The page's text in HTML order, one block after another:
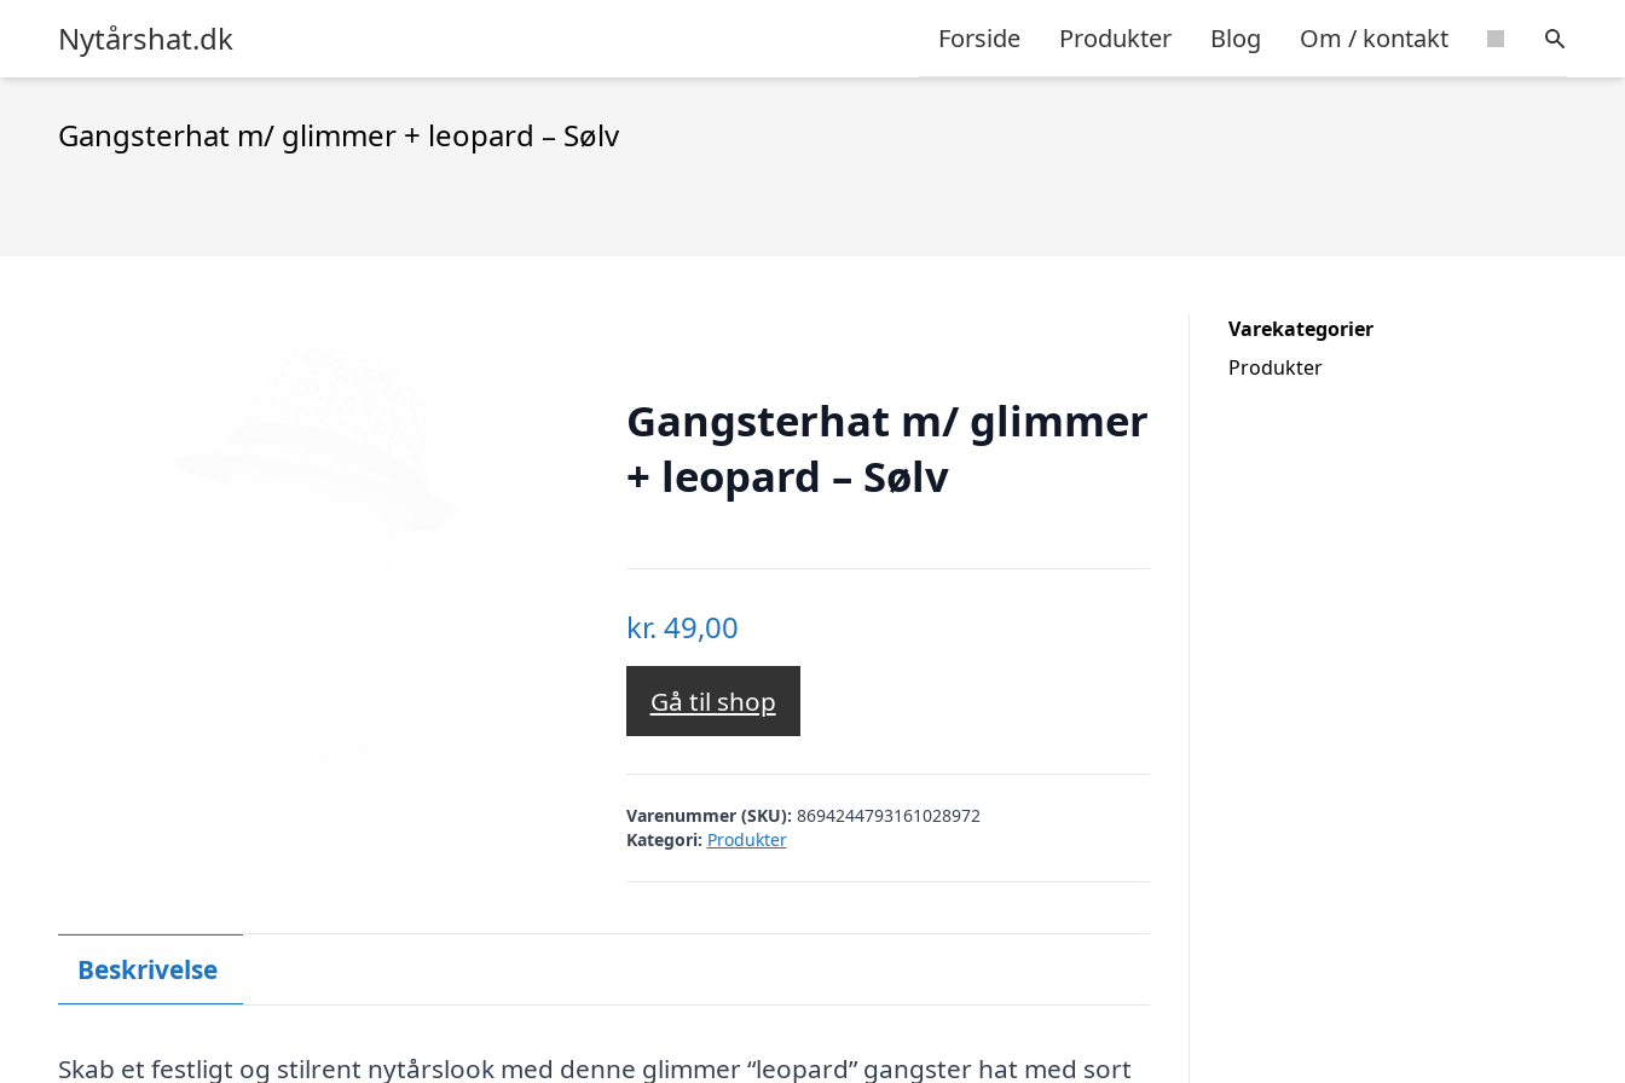
Nytårshat.dk Forside Produkter Blog Om / kontakt
Gangsterhat m/ glimmer + leopard – Sølv
Gangsterhat m/ glimmer
+ leopard – Sølv
kr. 49,00
Gå til shop
Varenummer (SKU): 8694244793161028972
Kategori: Produkter
Beskrivelse
Skab et festligt og stilrent nytårslook med denne glimmer “leopard” gangster hat med sort
Varekategorier
Produkter